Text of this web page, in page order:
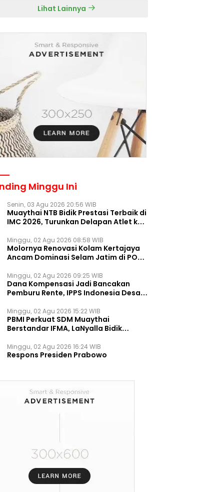
Lihat Lainnya
Minggu Ini
Senin, 03 Agu 2026 20:56 WIB
Muaythai NTB Bidik Prestasi Terbaik di
IMC 2026, Turunkan Delapan Atlet ke
Minggu, 02 Agu 2026 08:58 WIB
Molornya Renovasi Kolam Kertajaya
Ancam Dominasi Selam Jatim di PON
Minggu, 02 Agu 2026 09:25 WIB
Dana Kompensasi Jadi Bancakan
Pemburu Rente, IPPS Indonesia Desak
Permanen
Minggu, 02 Agu 2026 15:22 WIB
PBMI Perkuat SDM Muaythai
Berstandar IFMA, LaNyalla Bidik
Minggu, 02 Agu 2026 16:24 WIB
Respons Presiden Prabowo